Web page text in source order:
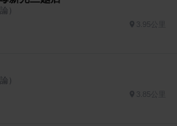
）
3.95公里
）
3.85公里